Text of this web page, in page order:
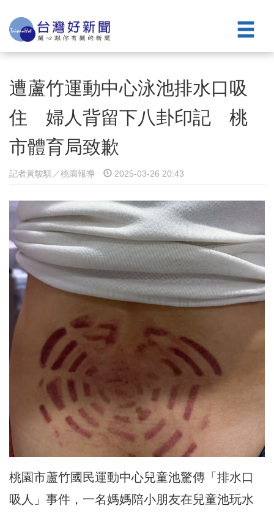
遭蘆竹運動中心泳池排水口吸
住 婦人背留下八卦印記 桃
市體育局致歉
記者黃駿騏／桃園報導 2025-03-26 20:43
桃園市蘆竹國民運動中心兒童池驚傳「排水口
吸人」事件，一名媽媽陪小朋友在兒童池玩水